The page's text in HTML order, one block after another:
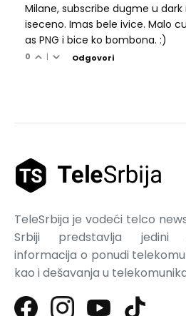
Milane, subscribe dugme u
iseceno. Imas bele ivice. Malo
as PNG i bice ko bombona. :)
0 | Odgovori
TeleSrbija je vodeći telco
Srbiji predstavlja jedini
informacija o ponudi
kao i dešavanja u